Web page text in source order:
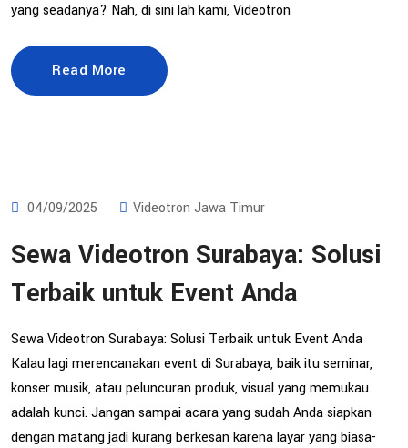
yang seadanya? Nah, di sini lah kami, Videotron
Read More
04/09/2025 Videotron Jawa Timur
Sewa Videotron Surabaya: Solusi
Terbaik untuk Event Anda
Sewa Videotron Surabaya: Solusi Terbaik untuk Event Anda
Kalau lagi merencanakan event di Surabaya, baik itu seminar,
konser musik, atau peluncuran produk, visual yang memukau
adalah kunci. Jangan sampai acara yang sudah Anda siapkan
dengan matang jadi kurang berkesan karena layar yang biasa-